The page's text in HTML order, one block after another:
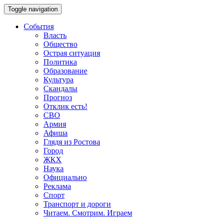
Toggle navigation
События
Власть
Общество
Острая ситуация
Политика
Образование
Культура
Скандалы
Прогноз
Отклик есть!
СВО
Армия
Афиша
Глядя из Ростова
Город
ЖКХ
Наука
Официально
Реклама
Спорт
Транспорт и дороги
Читаем. Смотрим. Играем